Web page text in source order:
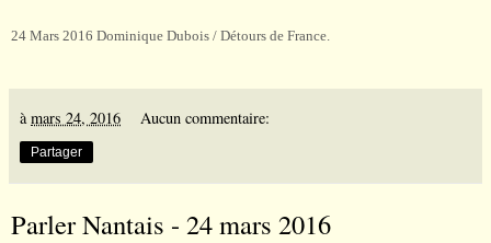
24 Mars 2016 Dominique Dubois / Détours de France.
à mars 24, 2016 Aucun commentaire:
Partager
Parler Nantais - 24 mars 2016